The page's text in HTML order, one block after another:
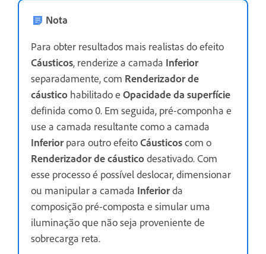
Nota
Para obter resultados mais realistas do efeito
Cáusticos, renderize a camada Inferior
separadamente, com Renderizador de
cáustico habilitado e Opacidade da superfície
definida como 0. Em seguida, pré-componha e
use a camada resultante como a camada
Inferiorpara outro efeitoCáusticoscom o
Renderizador de cáusticodesativado. Com
esse processo é possível deslocar, dimensionar
ou manipular a camada Inferiorda
composição pré-composta e simular uma
iluminação que não seja proveniente de
sobrecarga reta.